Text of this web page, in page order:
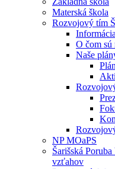
Materská škola
Rozvojový tím
O čom
Naše
NP MOaPS
Šarišská
vzťahov